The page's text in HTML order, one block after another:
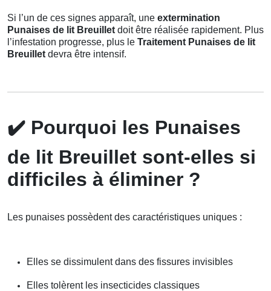
Si l’un de ces signes apparaît, une extermination
Punaises de lit Breuillet doit être réalisée rapidement. Plus
l’infestation progresse, plus le Traitement Punaises de lit
Breuillet devra être intensif.
✔️ Pourquoi les Punaises
de lit Breuillet sont-elles si
difficiles à éliminer ?
Les punaises possèdent des caractéristiques uniques :
Elles se dissimulent dans des fissures invisibles
Elles tolèrent les insecticides classiques